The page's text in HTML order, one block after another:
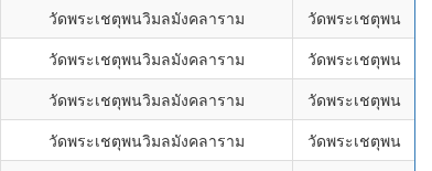
วัดพระเชตุพนวิมลมังคลาราม
วัดพระเชตุพน
วัดพระเชตุพนวิมลมังคลาราม
วัดพระเชตุพน
วัดพระเชตุพนวิมลมังคลาราม
วัดพระเชตุพน
วัดพระเชตุพนวิมลมังคลาราม
วัดพระเชตุพน